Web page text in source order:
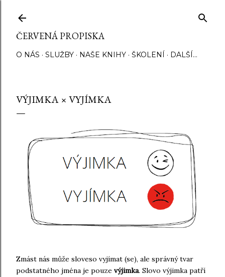
ČERVENÁ PROPISKA
O NÁS SLUŽBY NAŠE KNIHY ŠKOLENÍ DALŠÍ…
VÝJIMKA × VYJÍMKA
Zmást nás může sloveso vyjímat (se), ale správný tvar
podstatného jména je pouze výjimka. Slovo výjimka patří